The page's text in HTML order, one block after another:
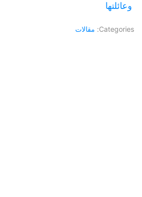
وعائلتها
Categories: مقالات